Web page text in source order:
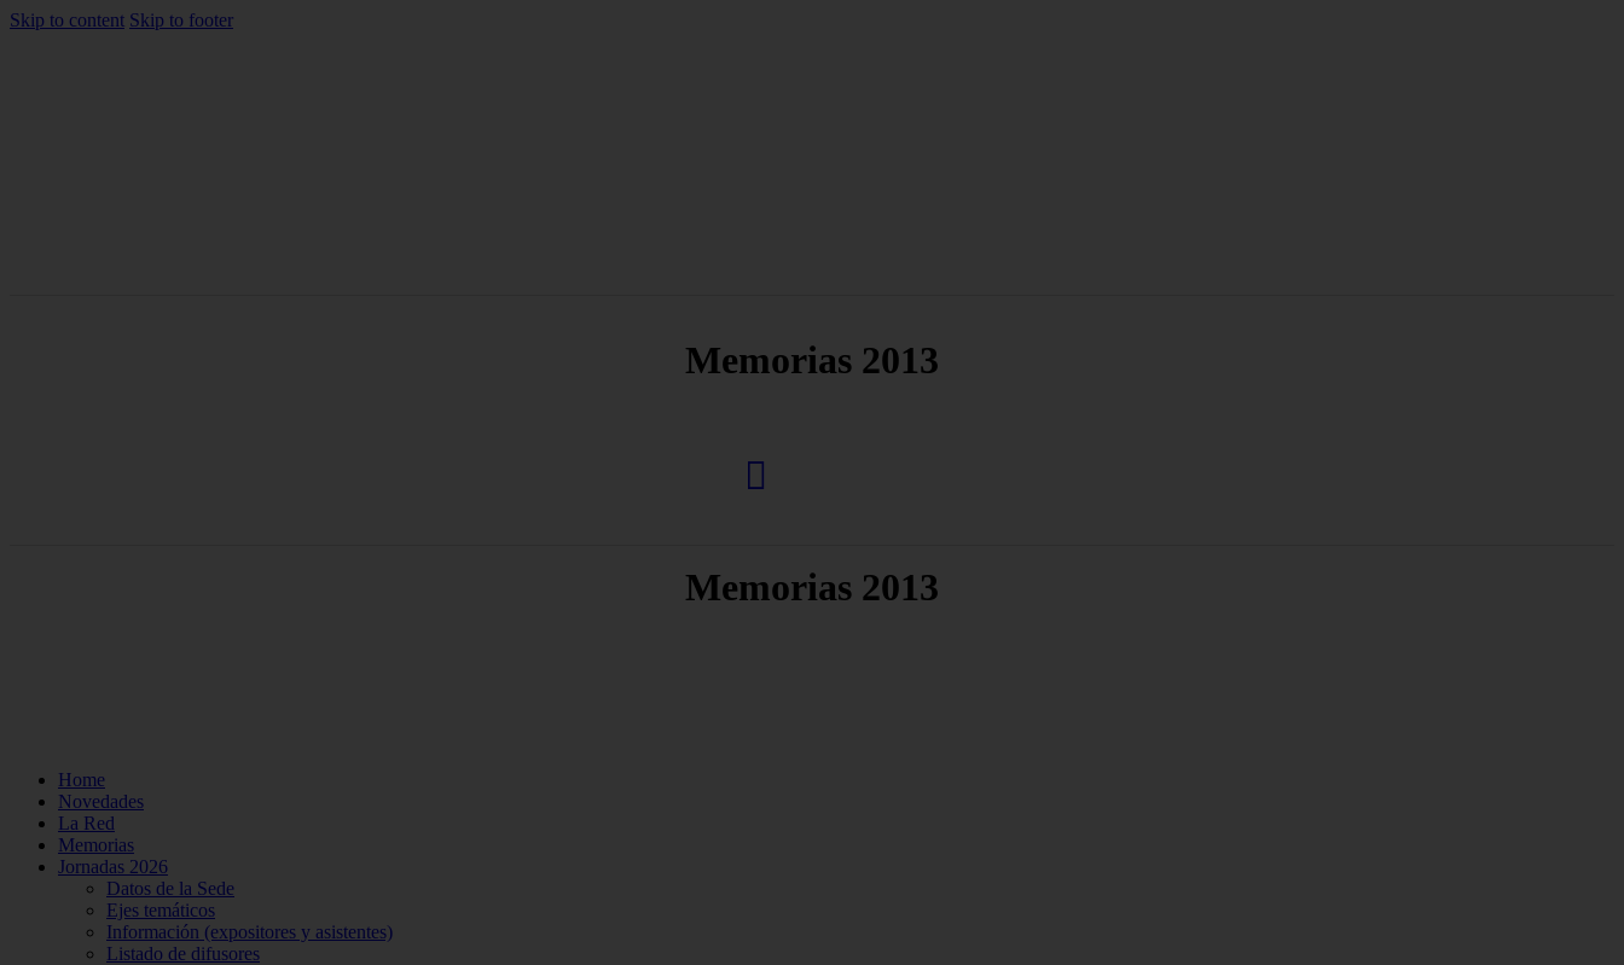
Skip to content Skip to footer
Memorias 2013
Memorias 2013
Home
Novedades
La Red
Memorias
Jornadas 2026
Datos de la Sede
Ejes temáticos
Información (expositores y asistentes)
Listado de difusores